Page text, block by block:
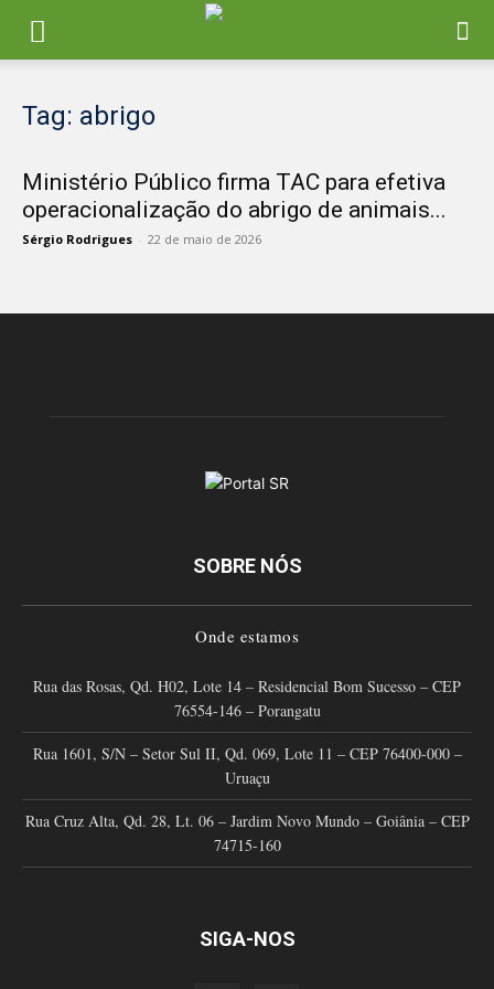
Tag: abrigo
Ministério Público firma TAC para efetiva
operacionalização do abrigo de animais...
Sérgio Rodrigues - 22 de maio de 2026
SOBRE NÓS
Onde estamos
Rua das Rosas, Qd. H02, Lote 14 – Residencial Bom Sucesso – CEP
76554-146 – Porangatu
Rua 1601, S/N – Setor Sul II, Qd. 069, Lote 11 – CEP 76400-000 –
Uruaçu
Rua Cruz Alta, Qd. 28, Lt. 06 – Jardim Novo Mundo – Goiânia – CEP
74715-160
SIGA-NOS